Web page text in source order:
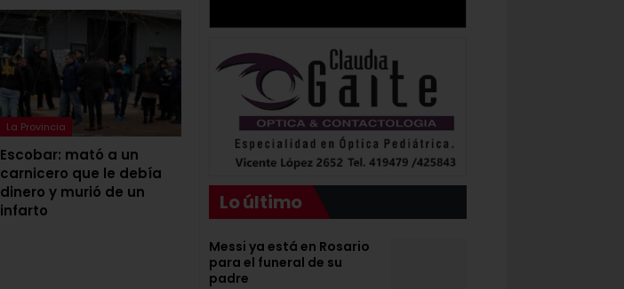
La Provincia
Escobar: mató a un
carnicero que le debía
dinero y murió de un
infarto
Lo último
Messi ya está en Rosario
para el funeral de su
padre